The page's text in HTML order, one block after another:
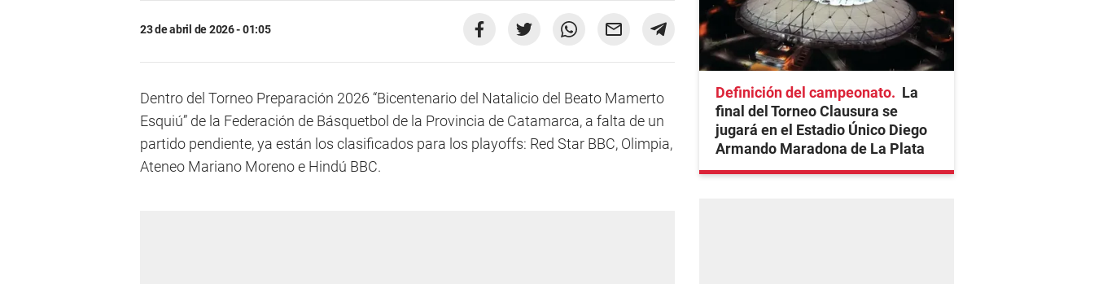
23 de abril de 2026 - 01:05
Dentro del Torneo Preparación 2026 “Bicentenario del Natalicio del Beato Mamerto
Esquiú” de la Federación de Básquetbol de la Provincia de Catamarca, a falta de un
partido pendiente, ya están los clasificados para los playoffs: Red Star BBC, Olimpia,
Ateneo Mariano Moreno e Hindú BBC.
Definición del campeonato
La
final del Torneo Clausura se
jugará en el Estadio Único Diego
Armando Maradona de La Plata